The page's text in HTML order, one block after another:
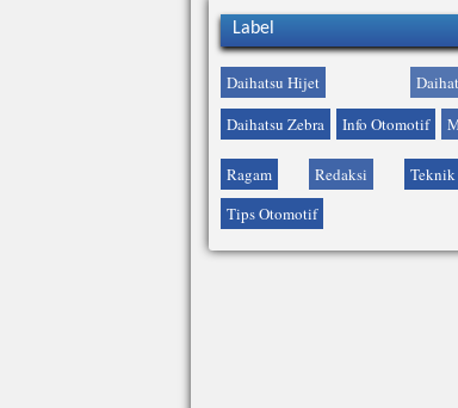
Label
Daihatsu Hijet
Daihatsu Zebra
Info Otomotif
Ragam Redaksi
Tips Otomotif